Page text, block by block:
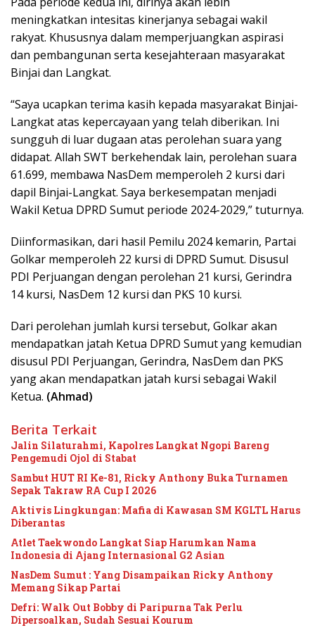
meningkatkan intesitas kinerjanya sebagai wakil
rakyat. Khususnya dalam memperjuangkan aspirasi
dan pembangunan serta kesejahteraan masyarakat
Binjai dan Langkat.
“Saya ucapkan terima kasih kepada masyarakat Binjai-
Langkat atas kepercayaan yang telah diberikan. Ini
sungguh di luar dugaan atas perolehan suara yang
didapat. Allah SWT berkehendak lain, perolehan suara
61.699, membawa NasDem memperoleh 2 kursi dari
dapil Binjai-Langkat. Saya berkesempatan menjadi
Wakil Ketua DPRD Sumut periode 2024-2029,” tuturnya.
Diinformasikan, dari hasil Pemilu 2024 kemarin, Partai
Golkar memperoleh 22 kursi di DPRD Sumut. Disusul
PDI Perjuangan dengan perolehan 21 kursi, Gerindra
14 kursi, NasDem 12 kursi dan PKS 10 kursi.
Dari perolehan jumlah kursi tersebut, Golkar akan
mendapatkan jatah Ketua DPRD Sumut yang kemudian
disusul PDI Perjuangan, Gerindra, NasDem dan PKS
yang akan mendapatkan jatah kursi sebagai Wakil
Ketua. (Ahmad)
Berita Terkait
Jalin Silaturahmi, Kapolres Langkat Ngopi Bareng
Pengemudi Ojol di Stabat
Sambut HUT RI Ke-81, Ricky Anthony Buka Turnamen
Sepak Takraw RA Cup I 2026
Aktivis Lingkungan: Mafia di Kawasan SM KGLTL Harus
Diberantas
Atlet Taekwondo Langkat Siap Harumkan Nama
Indonesia di Ajang Internasional G2 Asian
NasDem Sumut : Yang Disampaikan Ricky Anthony
Memang Sikap Partai
Defri: Walk Out Bobby di Paripurna Tak Perlu
Dipersoalkan, Sudah Sesuai Kourum